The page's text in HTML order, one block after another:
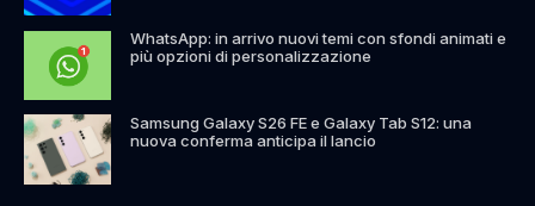
WhatsApp: in arrivo nuovi temi con sfondi animati e
più opzioni di personalizzazione
Samsung Galaxy S26 FE e Galaxy Tab S12: una
nuova conferma anticipa il lancio